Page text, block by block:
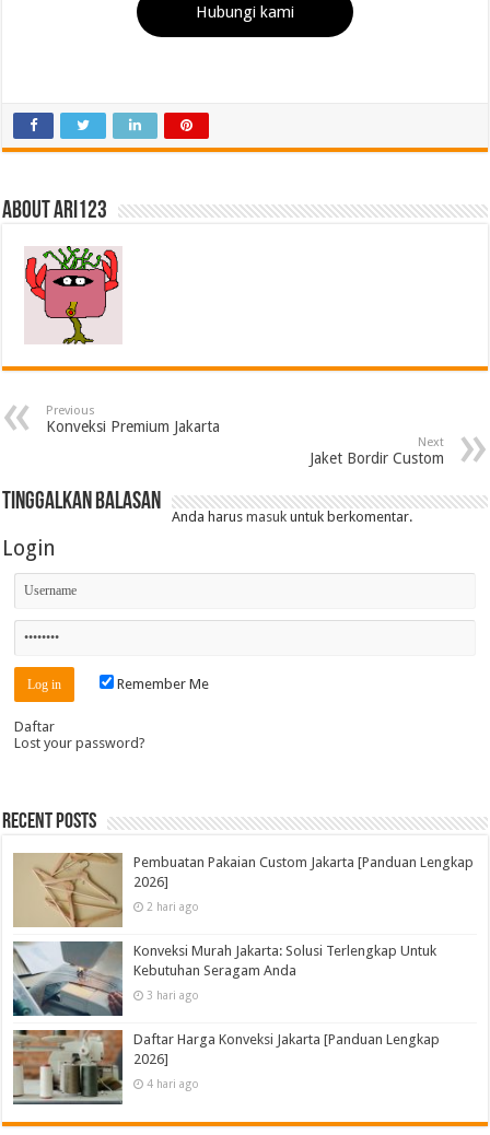
Hubungi kami
About ari123
Previous
Konveksi Premium Jakarta
Next
Jaket Bordir Custom
Tinggalkan Balasan
Anda harusmasuk untuk berkomentar.
Login
Remember Me
Daftar
Lost your password?
Recent Posts
Pembuatan Pakaian Custom Jakarta [Panduan Lengkap
2026]
2 hari ago
Konveksi Murah Jakarta: Solusi Terlengkap Untuk
Kebutuhan Seragam Anda
3 hari ago
Daftar Harga Konveksi Jakarta [Panduan Lengkap
2026]
4 hari ago